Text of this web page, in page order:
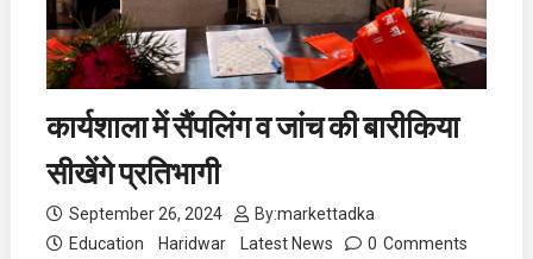
कार्यशाला में सैंपलिंग व जांच की बारीकिया
सीखेंगे प्रतिभागी
September 26, 2024 By:markettadka
Education
Haridwar Latest News 0 Comments